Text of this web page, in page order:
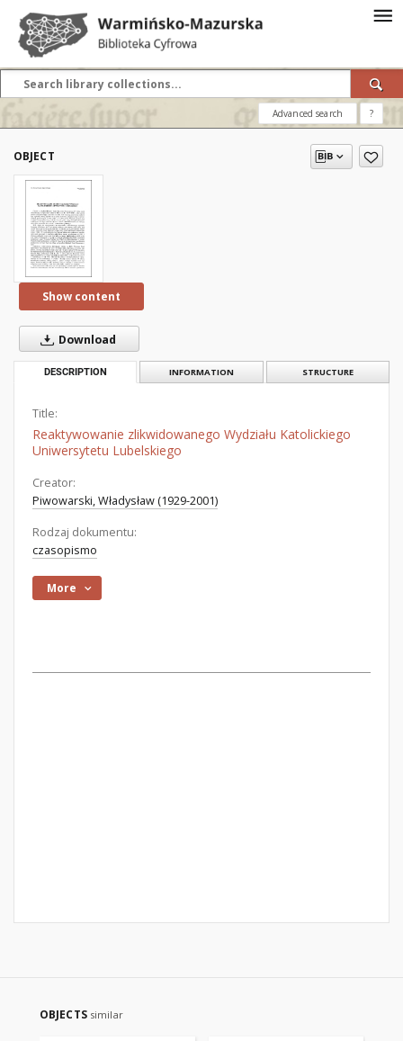
Advanced search ?
OBJECT
Show content
Download
DESCRIPTION INFORMATION STRUCTURE
Title:
Reaktywowanie zlikwidowanego Wydziału Katolickiego
Uniwersytetu Lubelskiego
Creator:
Piwowarski, Władysław (1929-2001)
Rodzaj dokumentu:
czasopismo
More
OBJECTS similar